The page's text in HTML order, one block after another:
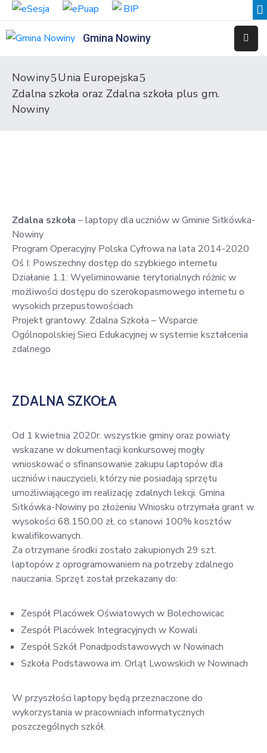
Gmina Nowiny
Przedszkole
Samorządowe
Zespół
Placówek
Integracyjnych
w
Kowali
Zespół
Placówek
Oświatowych
Nowiny
Unia Europejska
Zdalna szkoła oraz Zdalna szkoła plus gm.
Nowiny
Zdalna szkoła – laptopy dla uczniów w Gminie Sitkówka-
Nowiny
Program Operacyjny Polska Cyfrowa na lata 2014-2020
Oś I: Powszechny dostęp do szybkiego internetu
Działanie 1.1: Wyeliminowanie terytorialnych różnic w
możliwości dostępu do szerokopasmowego internetu o
wysokich przepustowościach
Projekt grantowy: Zdalna Szkoła – Wsparcie
Ogólnopolskiej Sieci Edukacyjnej w systemie kształcenia
zdalnego
ZDALNA SZKOŁA
Od 1 kwietnia 2020r. wszystkie gminy oraz powiaty
wskazane w dokumentacji konkursowej mogły
wnioskować o sfinansowanie zakupu laptopów dla
uczniów i nauczycieli, którzy nie posiadają sprzętu
umożliwiającego im realizację zdalnych lekcji. Gmina
Sitkówka-Nowiny po złożeniu Wniosku otrzymała grant w
wysokości 68.150,00 zł, co stanowi 100% kosztów
kwalifikowanych.
Za otrzymane środki zostało zakupionych 29 szt.
laptopów z oprogramowaniem na potrzeby zdalnego
nauczania. Sprzęt został przekazany do:
Zespół Placówek Oświatowych w Bolechowicac
Zespół Placówek Integracyjnych w Kowali
Zespół Szkół Ponadpodstawowych w Nowinach
Szkoła Podstawowa im. Orląt Lwowskich w Nowinach
W przyszłości laptopy będą przeznaczone do
wykorzystania w pracowniach informatycznych
poszczególnych szkół.